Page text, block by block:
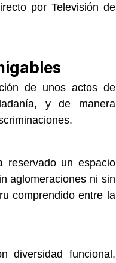
por Televisión de
de unos actos de
y de manera
reservado un espacio
aglomeraciones ni sin
comprendido entre la
diversidad funcional,